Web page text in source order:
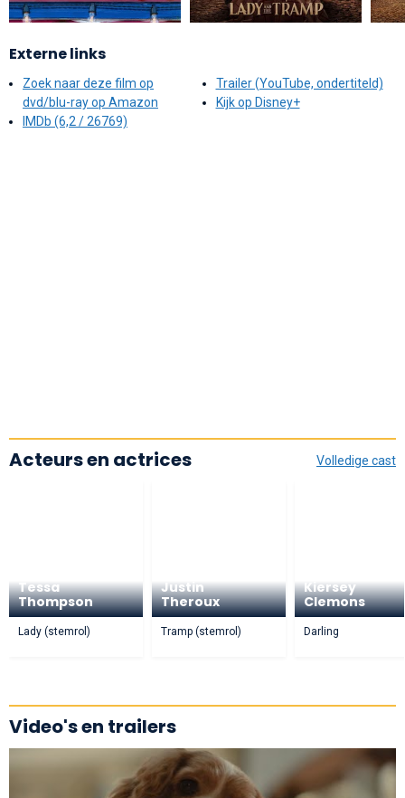
Externe links
Zoek naar deze film op
dvd/blu-ray op Amazon
IMDb (6,2 / 26769)
Trailer (YouTube, ondertiteld)
Kijk op Disney+
Volledige cast
Acteurs en actrices
Tessa
Thompson
Lady (stemrol)
Justin
Theroux
Tramp (stemrol)
Kiersey
Clemons
Darling
Video's en trailers